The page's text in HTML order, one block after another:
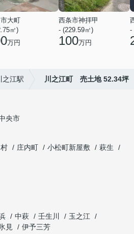
大町
㎡)
万円
西条市神拝甲
- (229.59㎡)
100万円
-
之江駅 川之江町 売土地 52.34坪
央市
庄内町 小松町新屋敷
萩生
中萩 壬生川
玉之江
見 伊予三芳